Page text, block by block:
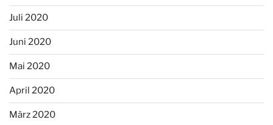
Juli 2020
Juni 2020
Mai 2020
April 2020
März 2020